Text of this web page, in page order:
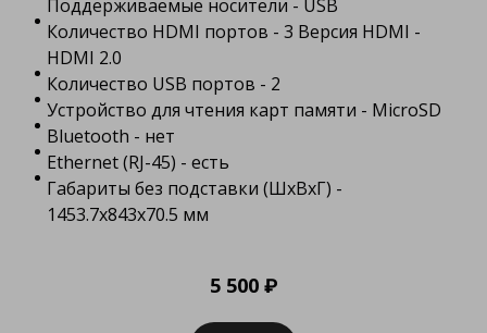
Поддерживаемые носители - USB
Количество HDMI портов - 3 Версия HDMI -
HDMI 2.0
Количество USB портов - 2
Устройство для чтения карт памяти - MicroSD
Bluetooth - нет
Ethernet (RJ-45) - есть
Габариты без подставки (ШхВхГ) -
1453.7х843х70.5 мм
5 500 ₽